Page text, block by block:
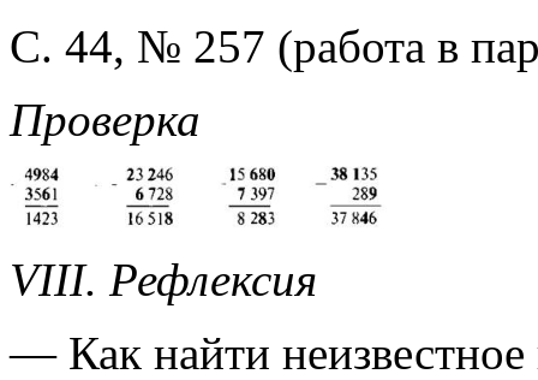
С. 44, № 257 (работа в
Проверка
VIII. Рефлексия
— Как найти неизвестное